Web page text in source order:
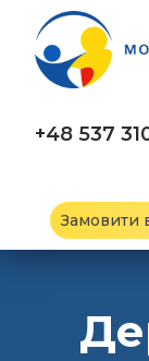
+48 537
Замовити